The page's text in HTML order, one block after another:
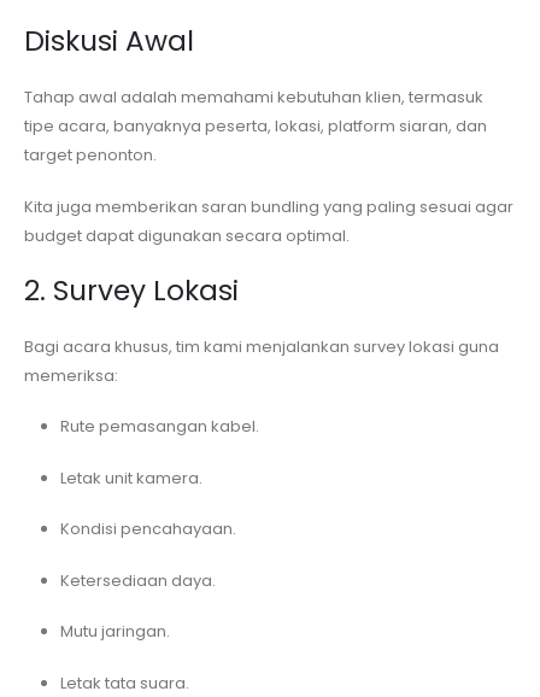
Diskusi Awal
Tahap awal adalah memahami kebutuhan klien, termasuk
tipe acara, banyaknya peserta, lokasi, platform siaran, dan
target penonton.
Kita juga memberikan saran bundling yang paling sesuai agar
budget dapat digunakan secara optimal.
2. Survey Lokasi
Bagi acara khusus, tim kami menjalankan survey lokasi guna
memeriksa:
Rute pemasangan kabel.
Letak unit kamera.
Kondisi pencahayaan.
Ketersediaan daya.
Mutu jaringan.
Letak tata suara.